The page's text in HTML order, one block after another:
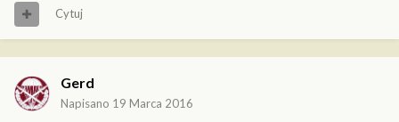
Cytuj
Gerd
Napisano 19 Marca 2016